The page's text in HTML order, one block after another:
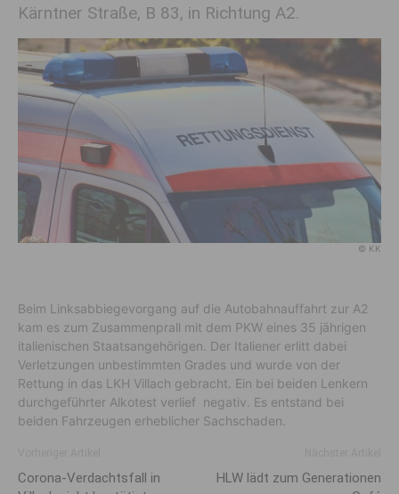
Kärntner Straße, B 83, in Richtung A2.
© KK
Beim Linksabbiegevorgang auf die Autobahnauffahrt zur A2
kam es zum Zusammenprall mit dem PKW eines 35 jährigen
italienischen Staatsangehörigen. Der Italiener erlitt dabei
Verletzungen unbestimmten Grades und wurde von der
Rettung in das LKH Villach gebracht. Ein bei beiden Lenkern
durchgeführter Alkotest verlief negativ. Es entstand bei
beiden Fahrzeugen erheblicher Sachschaden.
Corona-Verdachtsfall in
HLW lädt zum Generationen